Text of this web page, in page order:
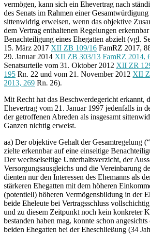
vermögen, kann sich ein Ehevertrag nach
des Senats im Rahmen einer Gesamtwürdigung
sittenwidrig erweisen, wenn das objektive
dem Vertrag enthaltenen Regelungen
Benachteiligung eines Ehegatten abzielt (vgl.
15. März 2017 XII ZB 109/16 FamRZ 2017,
29. Januar 2014 XII ZB 303/13 FamRZ 2014,
Senatsurteile vom 31. Oktober 2012 XII ZR
195 Rn. 22 und vom 21. November 2012 XII
2013, 269 Rn. 26).
Mit Recht hat das Beschwerdegericht erkannt,
Ehevertrag vom 21. Januar 1997 jedenfalls in
der getroffenen Abreden als insgesamt
Ganzen nichtig erweist.
aa) Der objektive Gehalt der Gesamtregelung
zielte erkennbar auf eine einseitige
Der wechselseitige Unterhaltsverzicht, der
Versorgungsausgleichs und die Vereinbarung
dienten nur den Interessen des Ehemanns als
stärkeren Ehegatten mit dem höheren
(potentiell) höheren Vermögensbildung in der
beide Eheleute bei Vertragsschluss
und zu diesem Zeitpunkt noch kein konkreter
bestanden haben mag, konnte schon
beiden Ehegatten bei der Eheschließung (34